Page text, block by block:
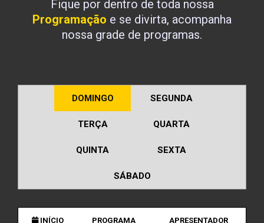
Fique por dentro de toda nossa
Programação e se divirta, acompanha
nossa grade de programas.
DOMINGO SEGUNDA
TERÇA QUARTA
QUINTA SEXTA
SÁBADO
INÍCIO PROGRAMA APRESENTADOR